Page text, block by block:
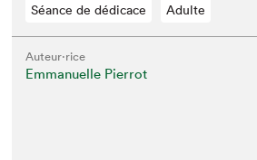
Séance de dédicace Adulte
Auteur·rice
Emmanuelle Pierrot